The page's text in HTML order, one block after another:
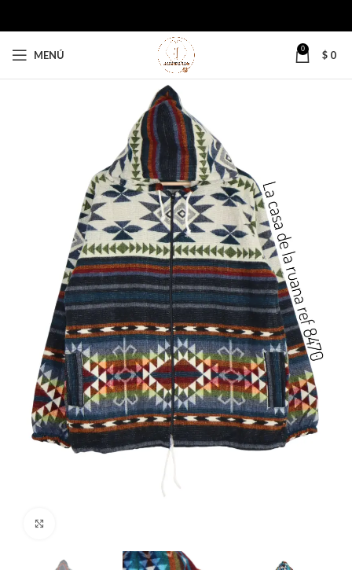
MENÚ 0 $ 0